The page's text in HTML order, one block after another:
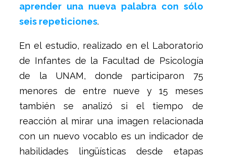
aprender una nueva palabra con sólo
seis repeticiones.
En el estudio, realizado en el Laboratorio
de Infantes de la Facultad de Psicología
de la UNAM, donde participaron 75
menores de entre nueve y 15 meses
también se analizó si el tiempo de
reacción al mirar una imagen relacionada
con un nuevo vocablo es un indicador de
habilidades lingüísticas desde etapas